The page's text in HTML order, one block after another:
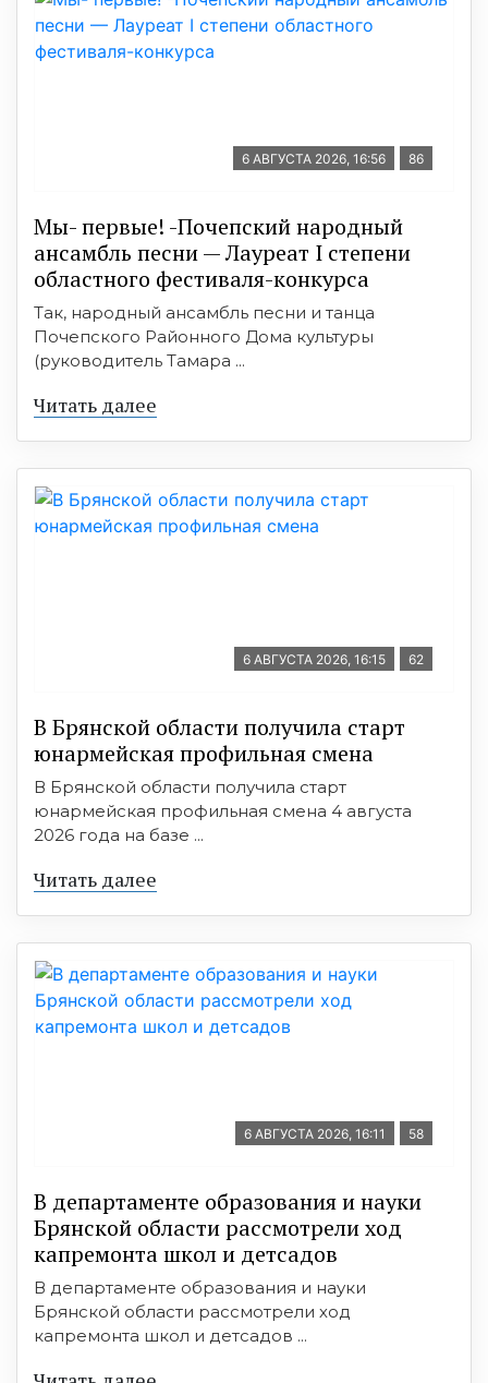
6 АВГУСТА 2026, 16:56 86
Мы- первые! -Почепский народный
ансамбль песни — Лауреат I степени
областного фестиваля-конкурса
Так, народный ансамбль песни и танца
Почепского Районного Дома культуры
(руководитель Тамара ...
Читать далее
6 АВГУСТА 2026, 16:15 62
В Брянской области получила старт
юнармейская профильная смена
В Брянской области получила старт
юнармейская профильная смена 4 августа
2026 года на базе ...
Читать далее
6 АВГУСТА 2026, 16:11 58
В департаменте образования и науки
Брянской области рассмотрели ход
капремонта школ и детсадов
В департаменте образования и науки
Брянской области рассмотрели ход
капремонта школ и детсадов ...